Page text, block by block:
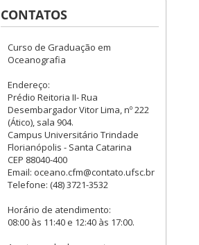
CONTATOS
Curso de Graduação em
Oceanografia
Endereço:
Prédio Reitoria II- Rua
Desembargador Vitor Lima, nº 222
(Ático), sala 904.
Campus Universitário Trindade
Florianópolis - Santa Catarina
CEP 88040-400
Email: oceano.cfm@contato.ufsc.br
Telefone: (48) 3721-3532
Horário de atendimento:
08:00 às 11:40 e 12:40 às 17:00.